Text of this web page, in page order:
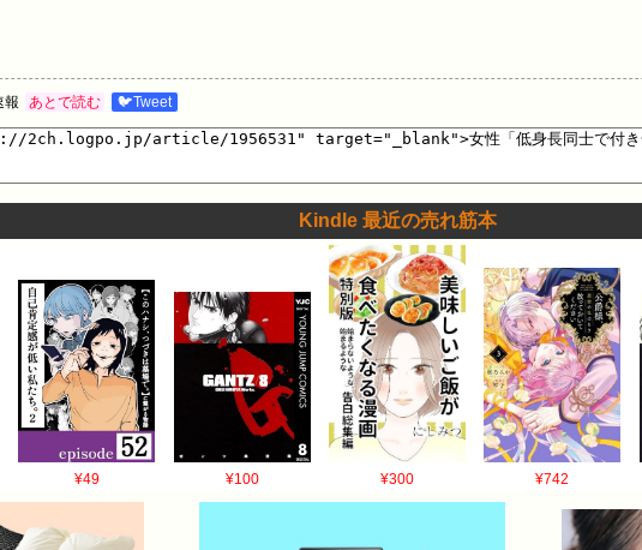
報 あとで読む 🐦Tweet
Kindle 最近の売れ筋本
¥49 ¥100 ¥300 ¥742